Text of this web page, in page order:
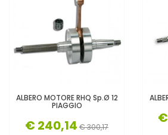
ALBERO MOTORE RHQ Sp.Ø 12
PIAGGIO
€ 240,14 € 300,17